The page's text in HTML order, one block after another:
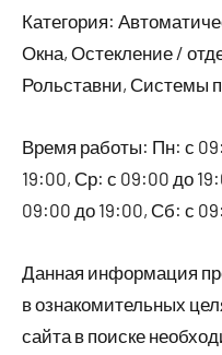
Категория:
Окна, Остекление /
Рольставни, Системы
Время работы: Пн: с
19:00, Ср: с 09:00 до
09:00 до 19:00, Сб: с
Данная информация
в ознакомительных
сайта в поиске